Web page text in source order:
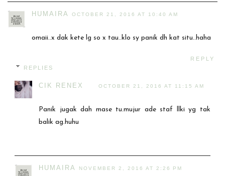
HUMAIRA OCTOBER 21, 2016 AT 10:40 AM
omaii..x dak kete lg so x tau..klo sy panik dh kat situ..haha
REPLY
REPLIES
CIK RENEX OCTOBER 21, 2016 AT 11:15 AM
Panik jugak dah mase tu.mujur ade staf llki yg tak
balik ag.huhu
HUMAIRA NOVEMBER 2, 2016 AT 2:26 PM